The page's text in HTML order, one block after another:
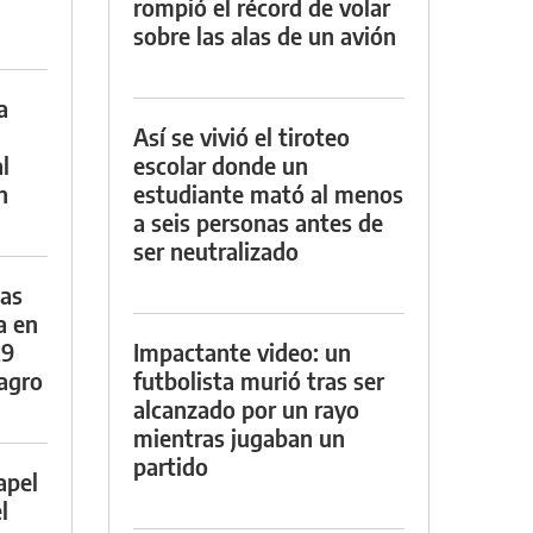
en
rompió el récord de volar
sobre las alas de un avión
Así se vivió el tiroteo
escolar donde un
estudiante mató al menos
a seis personas antes de
ser neutralizado
Impactante video: un
futbolista murió tras ser
alcanzado por un rayo
mientras jugaban un
partido